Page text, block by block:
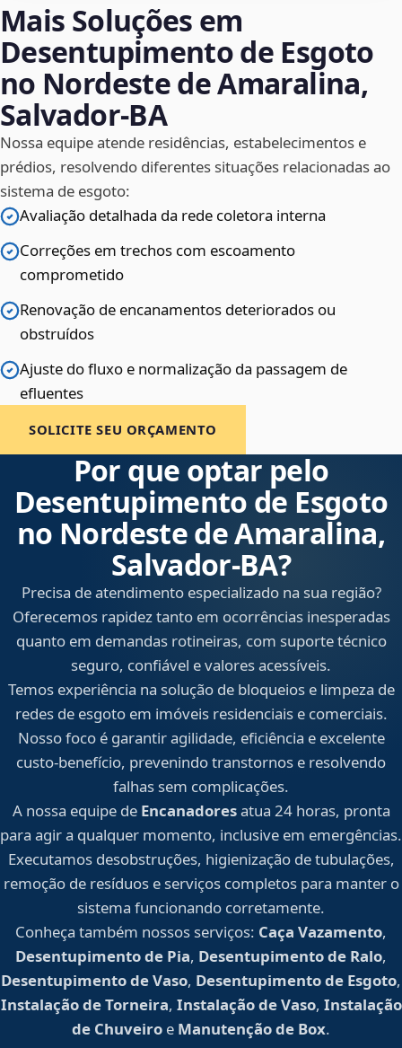
Mais Soluções em
Desentupimento de Esgoto
no Nordeste de Amaralina,
Salvador‑BA
Nossa equipe atende residências, estabelecimentos e
prédios, resolvendo diferentes situações relacionadas ao
sistema de esgoto:
Avaliação detalhada da rede coletora interna
Correções em trechos com escoamento
comprometido
Renovação de encanamentos deteriorados ou
obstruídos
Ajuste do fluxo e normalização da passagem de
efluentes
SOLICITE SEU ORÇAMENTO
Por que optar pelo
Desentupimento de Esgoto
no Nordeste de Amaralina,
Salvador‑BA?
Precisa de atendimento especializado na sua região?
Oferecemos rapidez tanto em ocorrências inesperadas
quanto em demandas rotineiras, com suporte técnico
seguro, confiável e valores acessíveis.
Temos experiência na solução de bloqueios e limpeza de
redes de esgoto em imóveis residenciais e comerciais.
Nosso foco é garantir agilidade, eficiência e excelente
custo-benefício, prevenindo transtornos e resolvendo
falhas sem complicações.
A nossa equipe de Encanadoresatua 24 horas, pronta
para agir a qualquer momento, inclusive em emergências.
Executamos desobstruções, higienização de tubulações,
remoção de resíduos e serviços completos para manter o
sistema funcionando corretamente.
Conheça também nossos serviços: Caça Vazamento,
Desentupimento de Pia, Desentupimento de Ralo,
Desentupimento de Vaso, Desentupimento de Esgoto,
Instalação de Torneira, Instalação de Vaso, Instalação
de Chuveiro e Manutenção de Box.